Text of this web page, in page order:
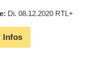
Di. 08.12.2020 RTL+
Infos